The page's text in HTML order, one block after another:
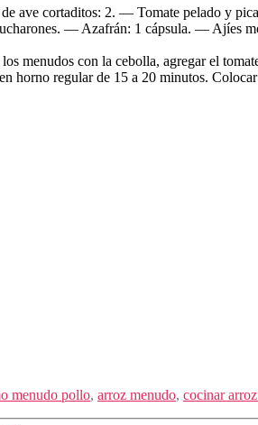
ave cortaditos: 2. — Tomate pelado y
— Azafrán: 1 cápsula. — Ajíes
menudos con la cebolla, agregar el
horno regular de 15 a 20 minutos.
menudo pollo, arroz menudo, cocinar